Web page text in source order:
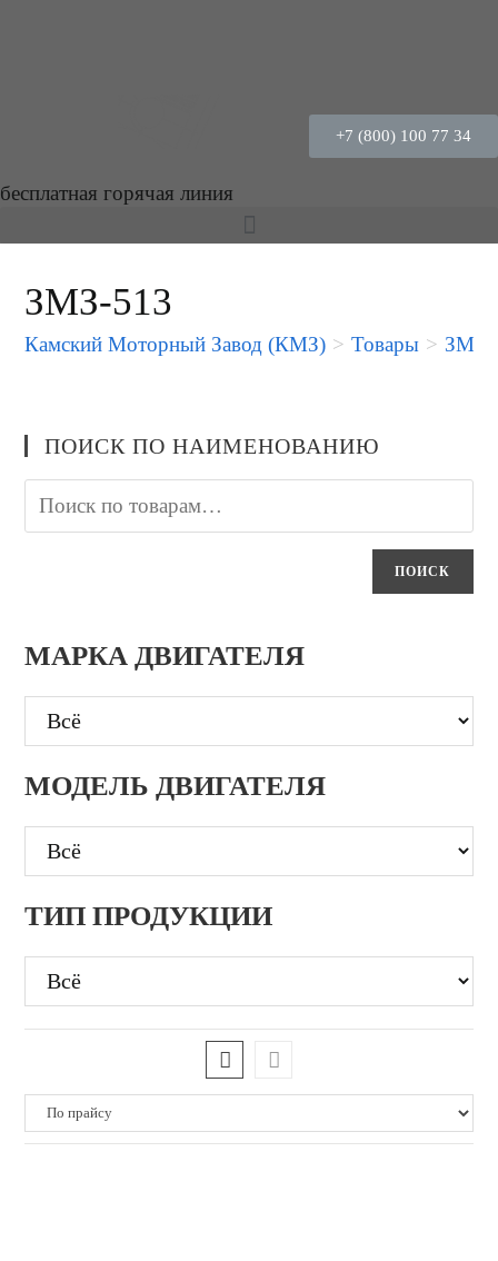
+7 (800) 100 77 34
бесплатная горячая линия
ЗМЗ-513
Камский Моторный Завод (КМЗ) > Товары > ЗМЗ-
ПОИСК ПО НАИМЕНОВАНИЮ
ПОИСК
МАРКА ДВИГАТЕЛЯ
МОДЕЛЬ ДВИГАТЕЛЯ
ТИП ПРОДУКЦИИ